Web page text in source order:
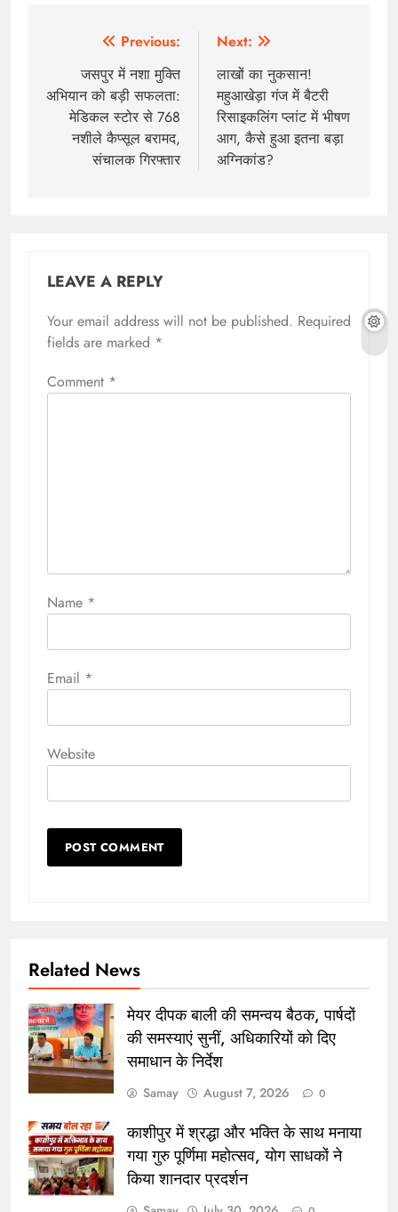
Previous:
जसपुर में नशा मुक्ति
अभियान को बड़ी सफलता:
मेडिकल स्टोर से 768
नशीले कैप्सूल बरामद,
संचालक गिरफ्तार
Next:
लाखों का नुकसान!
महुआखेड़ा गंज में बैटरी
रिसाइकलिंग प्लांट में भीषण
आग, कैसे हुआ इतना बड़ा
अग्निकांड?
LEAVE A REPLY
Your email address will not be published. Required
fields are marked *
Comment *
Name *
Email *
Website
Related News
मेयर दीपक बाली की समन्वय बैठक, पार्षदों
की समस्याएं सुनीं, अधिकारियों को दिए
समाधान के निर्देश
Samay August 7, 2026 0
काशीपुर में श्रद्धा और भक्ति के साथ मनाया
गया गुरु पूर्णिमा महोत्सव, योग साधकों ने
किया शानदार प्रदर्शन